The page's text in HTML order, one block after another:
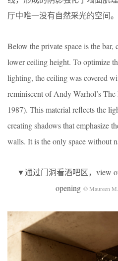
厅中唯一没有自然采光的空间。
Below the private space is the bar,
lower ceiling height. To optimize
lighting, the ceiling was covered
reminiscent of Andy Warhol’s
1987). This material reflects the
creating shadows that emphasize
walls. It is the only space without
▼通过门洞看酒吧区，view of
opening © Maureen